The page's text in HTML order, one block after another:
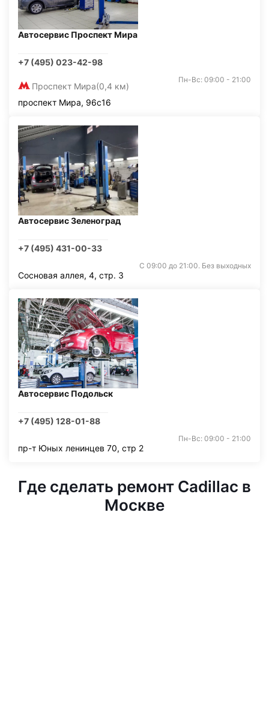
Автосервис Проспект Мира
+7 (495) 023-42-98
Проспект Мира(0,4 км)
Пн-Вс: 09:00 - 21:00
проспект Мира, 96с16
Автосервис Зеленоград
+7 (495) 431-00-33
С 09:00 до 21:00. Без выходных
Сосновая аллея, 4, стр. 3
Автосервис Подольск
+7 (495) 128-01-88
Пн-Вс: 09:00 - 21:00
пр-т Юных ленинцев 70, стр 2
Где сделать ремонт Cadillac в
Москве